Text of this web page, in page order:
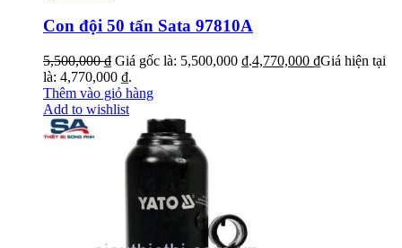
Con đội 50 tấn Sata 97810A
5,500,000₫ Giá gốc là: 5,500,000 ₫.4,770,000 ₫Giá hiện tại
là: 4,770,000 ₫.
Thêm vào giỏ hàng
Add to wishlist